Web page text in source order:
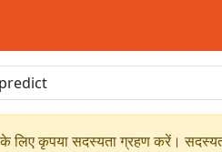
के लिए कृपया सदस्यता ग्रहण करें।